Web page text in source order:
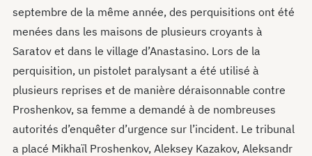
septembre de la même année, des perquisitions ont été
menées dans les maisons de plusieurs croyants à
Saratov et dans le village d’Anastasino. Lors de la
perquisition, un pistolet paralysant a été utilisé à
plusieurs reprises et de manière déraisonnable contre
Proshenkov, sa femme a demandé à de nombreuses
autorités d’enquêter d’urgence sur l’incident. Le tribunal
a placé Mikhaïl Proshenkov, Aleksey Kazakov, Aleksandr